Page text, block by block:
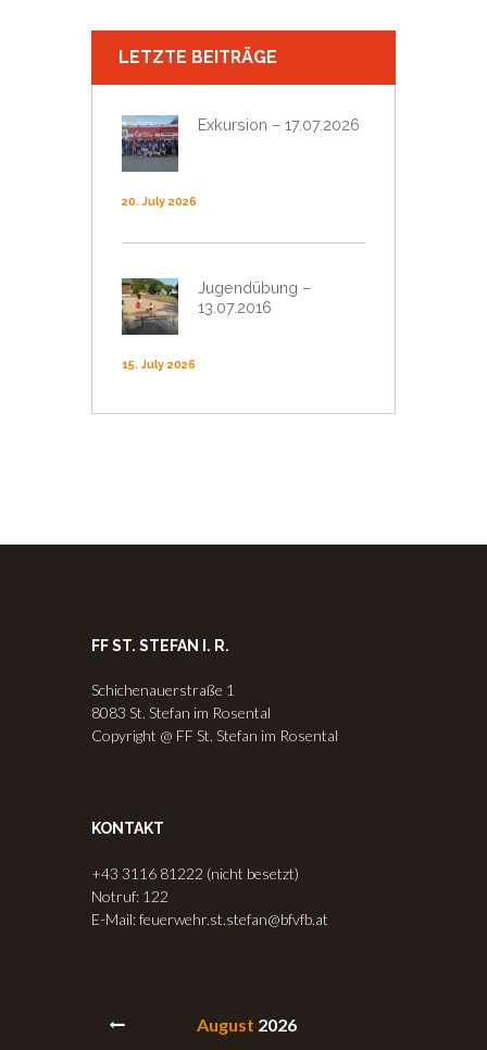
LETZTE BEITRÄGE
Exkursion – 17.07.2026
20. July 2026
Jugendübung –
13.07.2016
15. July 2026
FF ST. STEFAN I. R.
Schichenauerstraße 1
8083 St. Stefan im Rosental
Copyright @ FF St. Stefan im Rosental
KONTAKT
+43 3116 81222 (nicht besetzt)
Notruf: 122
E-Mail: feuerwehr.st.stefan@bfvfb.at
August 2026